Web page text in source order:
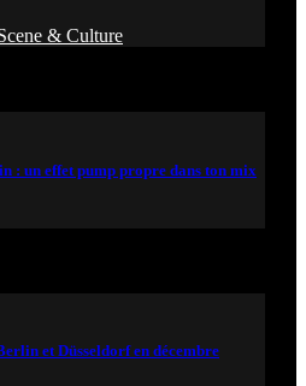
& Culture
: un effet pump propre dans ton mix
et Düsseldorf en décembre